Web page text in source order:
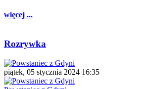
więcej ...
Rozrywka
piątek, 05 stycznia 2024 16:35